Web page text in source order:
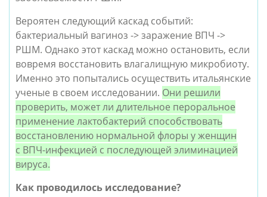
Вероятен следующий каскад событий:
бактериальный вагиноз -> заражение ВПЧ ->
РШМ. Однако этот каскад можно остановить, если
вовремя восстановить влагалищную микробиоту.
Именно это попытались осуществить итальянские
ученые в своем исследовании. Они решили
проверить, может ли длительное пероральное
применение лактобактерий способствовать
восстановлению нормальной флоры у женщин
с ВПЧ-инфекцией с последующей элиминацией
вируса.
Как проводилось исследование?